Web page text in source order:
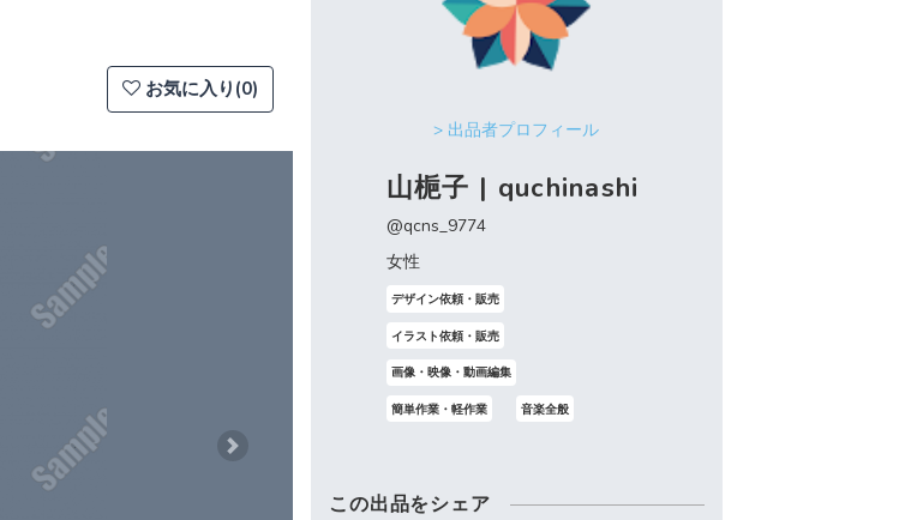
お気に入り(0)
Next
> 出品者プロフィール
山梔子 | quchinashi
@qcns_9774
女性
デザイン依頼・販売
イラスト依頼・販売
画像・映像・動画編集
簡単作業・軽作業 音楽全般
この出品をシェア